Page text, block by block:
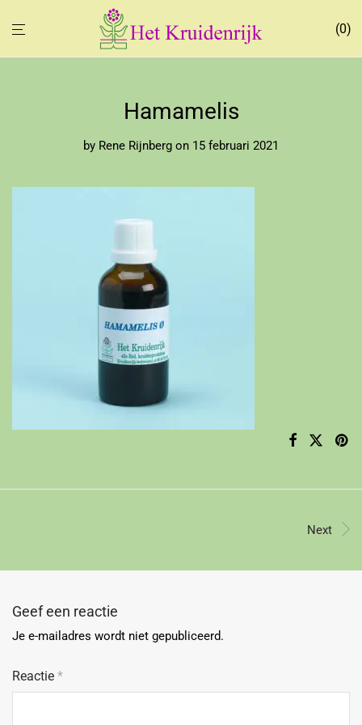
0
Hamamelis
by Rene Rijnberg on 15 februari 2021
Next
Geef een reactie
Je e-mailadres wordt niet gepubliceerd.
Reactie *